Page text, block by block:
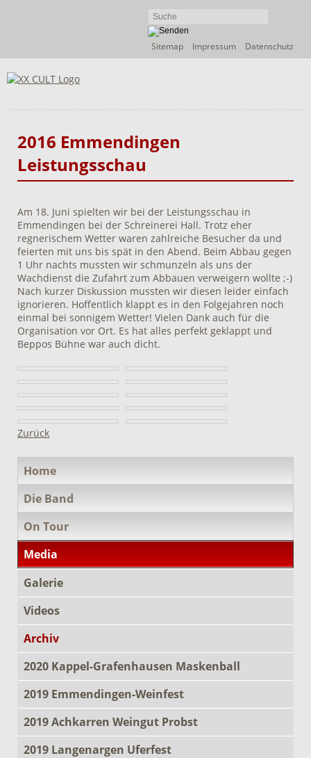
Navigation
Sitemap Impressum Datenschutz
2016 Emmendingen
Leistungsschau
Am 18. Juni spielten wir bei der Leistungsschau in
Emmendingen bei der Schreinerei Hall. Trotz eher
regnerischem Wetter waren zahlreiche Besucher da und
feierten mit uns bis spät in den Abend. Beim Abbau gegen
1 Uhr nachts mussten wir schmunzeln als uns der
Wachdienst die Zufahrt zum Abbauen verweigern wollte ;-)
Nach kurzer Diskussion mussten wir diesen leider einfach
ignorieren. Hoffentlich klappt es in den Folgejahren noch
einmal bei sonnigem Wetter! Vielen Dank auch für die
Organisation vor Ort. Es hat alles perfekt geklappt und
Beppos Bühne war auch dicht.
Zurück
überspringen
Home
Die Band
On Tour
Media
Galerie
Videos
Archiv
2020 Kappel-Grafenhausen Maskenball
2019 Emmendingen-Weinfest
2019 Achkarren Weingut Probst
2019 Langenargen Uferfest